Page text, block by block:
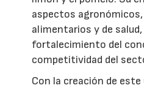
aspectos
alimentarios y de
fortalecimiento del
competitividad del
Con la creación de